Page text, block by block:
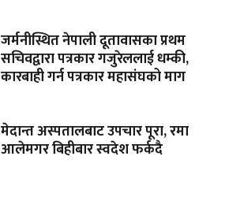
जर्मनीस्थित नेपाली दूतावासका प्रथम
सचिवद्वारा पत्रकार गजुरेललाई धम्की,
कारबाही गर्न पत्रकार महासंघको माग
मेदान्त अस्पतालबाट उपचार पूरा, रमा
आलेमगर बिहीबार स्वदेश फर्कदै